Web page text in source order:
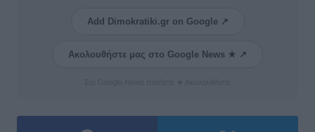
Add Dimokratiki.gr on Google ↗
Ακολουθήστε μας στο Google News ★ ↗